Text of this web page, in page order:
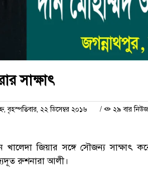
সাক্ষাৎ
২২ ডিসেম্বর ২০১৬ / ২৯ বার
জিয়ার সঙ্গে সৌজন্য সাক্ষাৎ
রুশনারা আলী।